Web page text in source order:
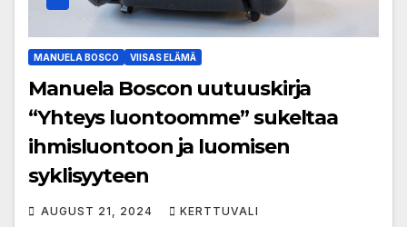
MANUELA BOSCO VIISAS ELÄMÄ
Manuela Boscon uutuuskirja
“Yhteys luontoomme” sukeltaa
ihmisluontoon ja luomisen
syklisyyteen
AUGUST 21, 2024 KERTTUVALI